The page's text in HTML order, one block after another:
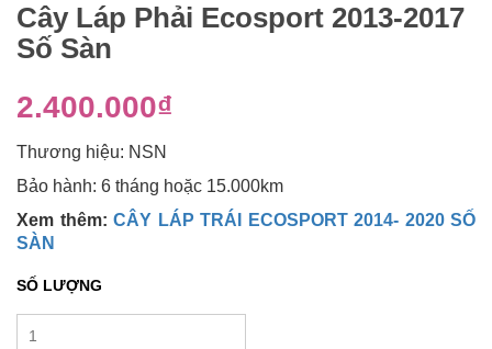
Cây Láp Phải Ecosport 2013-2017
Số Sàn
2.400.000₫
Thương hiệu: NSN
Bảo hành: 6 tháng hoặc 15.000km
Xem thêm: CÂY LÁP TRÁI ECOSPORT 2014- 2020 SỐ
SÀN
SỐ LƯỢNG